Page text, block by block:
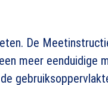
De
meer eenduidige